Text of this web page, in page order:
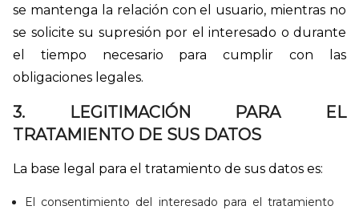
se mantenga la relación con el usuario, mientras no
se solicite su supresión por el interesado o durante
el tiempo necesario para cumplir con las
obligaciones legales.
3. LEGITIMACIÓN PARA EL
TRATAMIENTO DE SUS DATOS
La base legal para el tratamiento de sus datos es:
El consentimiento del interesado para el tratamiento